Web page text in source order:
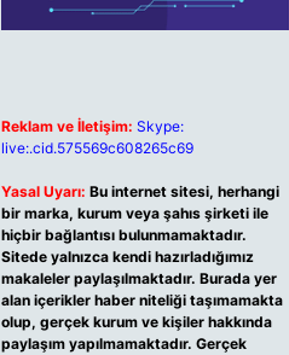
Reklam ve İletişim: Skype:
live:.cid.575569c608265c69
Yasal Uyarı: Bu internet sitesi, herhangi
bir marka, kurum veya şahıs şirketi ile
hiçbir bağlantısı bulunmamaktadır.
Sitede yalnızca kendi hazırladığımız
makaleler paylaşılmaktadır. Burada yer
alan içerikler haber niteliği taşımamakta
olup, gerçek kurum ve kişiler hakkında
paylaşım yapılmamaktadır. Gerçek